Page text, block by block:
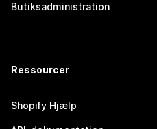
Butiksadministration
Ressourcer
Shopify Hjælp